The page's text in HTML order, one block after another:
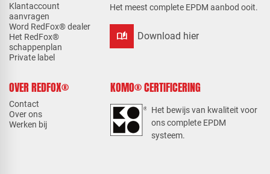
Klantaccount
aanvragen
Word RedFox® dealer
Het RedFox®
schappenplan
Private label
Het meest complete EPDM aanbod ooit.
auto_stories Download hier
OVER REDFOX®
Contact
Over ons
Werken bij
KOMO® CERTIFICERING
Het bewijs van kwaliteit voor
ons complete EPDM
systeem.